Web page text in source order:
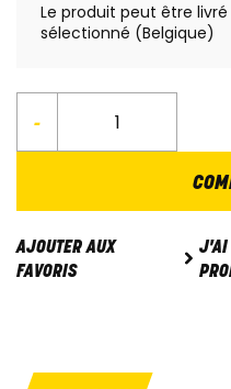
Le produit peut être
sélectionné (Belgique)
-
AJOUTER AUX
FAVORIS
J'AI